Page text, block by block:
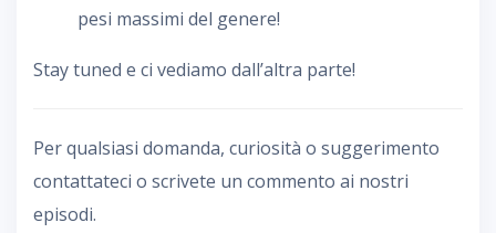
pesi massimi del genere!
Stay tuned e ci vediamo dall’altra parte!
Per qualsiasi domanda, curiosità o suggerimento
contattateci o scrivete un commento ai nostri
episodi.